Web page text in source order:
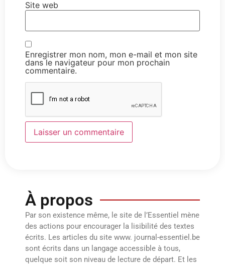
Site web
Enregistrer mon nom, mon e-mail et mon site
dans le navigateur pour mon prochain
commentaire.
À propos
Par son existence même, le site de l’Essentiel mène
des actions pour encourager la lisibilité des textes
écrits. Les articles du site www. journal-essentiel.be
sont écrits dans un langage accessible à tous,
quelque soit son niveau de lecture de départ. Et les